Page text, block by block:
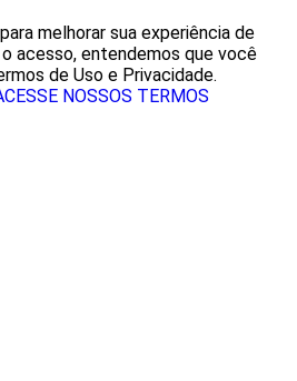
melhorar sua experiência de
acesso, entendemos que você
de Uso e Privacidade.
NOSSOS TERMOS